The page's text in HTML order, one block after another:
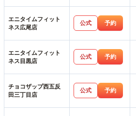
エニタイムフィット
ネス広尾店
公式 予約
エニタイムフィット
ネス目黒店
公式 予約
チョコザップ西五反
田三丁目店
公式 予約